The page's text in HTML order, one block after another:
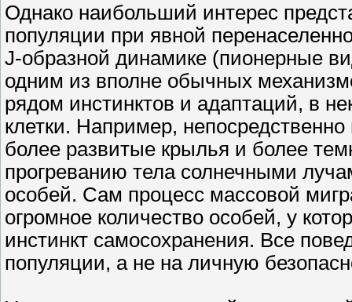
Однако наибольший интерес
популяции при явной
J-образной динамике (пионерные
одним из вполне обычных
рядом инстинктов и адаптаций, в
клетки. Например,
более развитые крылья и более
прогреванию тела солнечными
особей. Сам процесс массовой
огромное количество особей, у
инстинкт самосохранения. Все
популяции, а не на личную